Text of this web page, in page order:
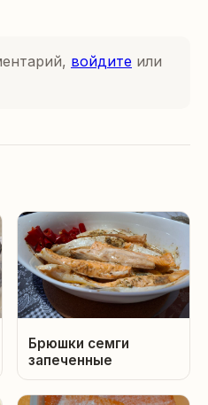
войдите или
Брюшки семги
запеченные